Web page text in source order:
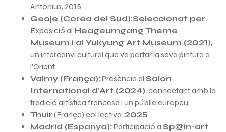
Antonius, 2015
Geoje (Corea del Sud):Seleccionat per
Exposició al Heageumgang Theme
Museum i al Yukyung Art Museum (2021),
un intercanvi cultural que va portar la seva pintura a
l’Orient.
Valmy (França): Presència al Salon
International d’Art (2024), connectant amb la
tradició artística francesa i un públic europeu.
Thuir (França) col.lectiva ,2025
Madrid (Espanya): Participació a Sp@in-art